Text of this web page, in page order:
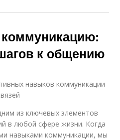
к общению
навыков коммуникации
из ключевых элементов
в любой сфере жизни. Когда
навыками коммуникации, мы